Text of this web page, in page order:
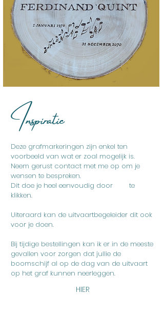
Inspiratie
Deze grafmarkeringen zijn enkel ten
voorbeeld van wat er zoal mogelijk is.
Neem gerust contact met me op om je
wensen te bespreken.
Dit doe je heel eenvoudig door te
klikken.
Uiteraard kan de uitvaartbegeleider dit ook
voor je doen.
Bij tijdige bestellingen kan ik er in de meeste
gevallen voor zorgen dat jullie de
boomschijf al op de dag van de uitvaart
op het graf kunnen neerleggen.
HIER